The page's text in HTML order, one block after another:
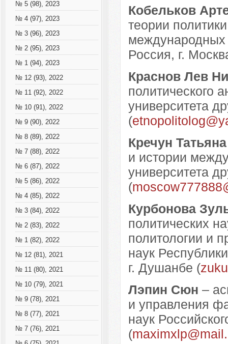
№ 5 (98), 2023
№ 4 (97), 2023
№ 3 (96), 2023
№ 2 (95), 2023
№ 1 (94), 2023
№ 12 (93), 2022
№ 11 (92), 2022
№ 10 (91), 2022
№ 9 (90), 2022
№ 8 (89), 2022
№ 7 (88), 2022
№ 6 (87), 2022
№ 5 (86), 2022
№ 4 (85), 2022
№ 3 (84), 2022
№ 2 (83), 2022
№ 1 (82), 2022
№ 12 (81), 2021
№ 11 (80), 2021
№ 10 (79), 2021
№ 9 (78), 2021
№ 8 (77), 2021
№ 7 (76), 2021
Кобельков
теории
международных
Россия, г.
Краснов Лев
политического
университета
(
Кречун
и истории
университета
(
Курбонова
политических
политологии и
наук
г. Душанбе (
Лэпин Сюн –
и управления
наук
(